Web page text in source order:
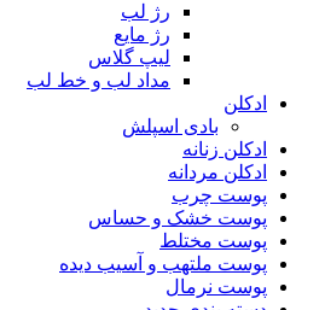
رژ لب
رژ مایع
لیپ گلاس
مداد لب و خط لب
ادکلن
بادی اسپلش
ادکلن زنانه
ادکلن مردانه
پوست چرب
پوست خشک و حساس
پوست مختلط
پوست ملتهب و آسیب دیده
پوست نرمال